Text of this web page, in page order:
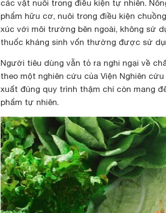
các vật nuôi trong điều kiện tự nhiên.
phẩm hữu cơ, nuôi trong điều kiện
xúc với môi trường bên ngoài, không sử
thuốc kháng sinh vốn thường được sử
Người tiêu dùng vẫn tỏ ra nghi ngại về
theo một nghiên cứu của Viện Nghiên
xuất đúng quy trình thậm chí còn mang
phẩm tự nhiên.